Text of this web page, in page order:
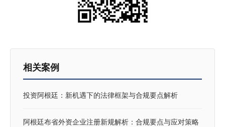
相关案例
投资阿根廷：新机遇下的法律框架与合规要点解析
阿根廷布省外资企业注册新规解析：合规要点与应对策略